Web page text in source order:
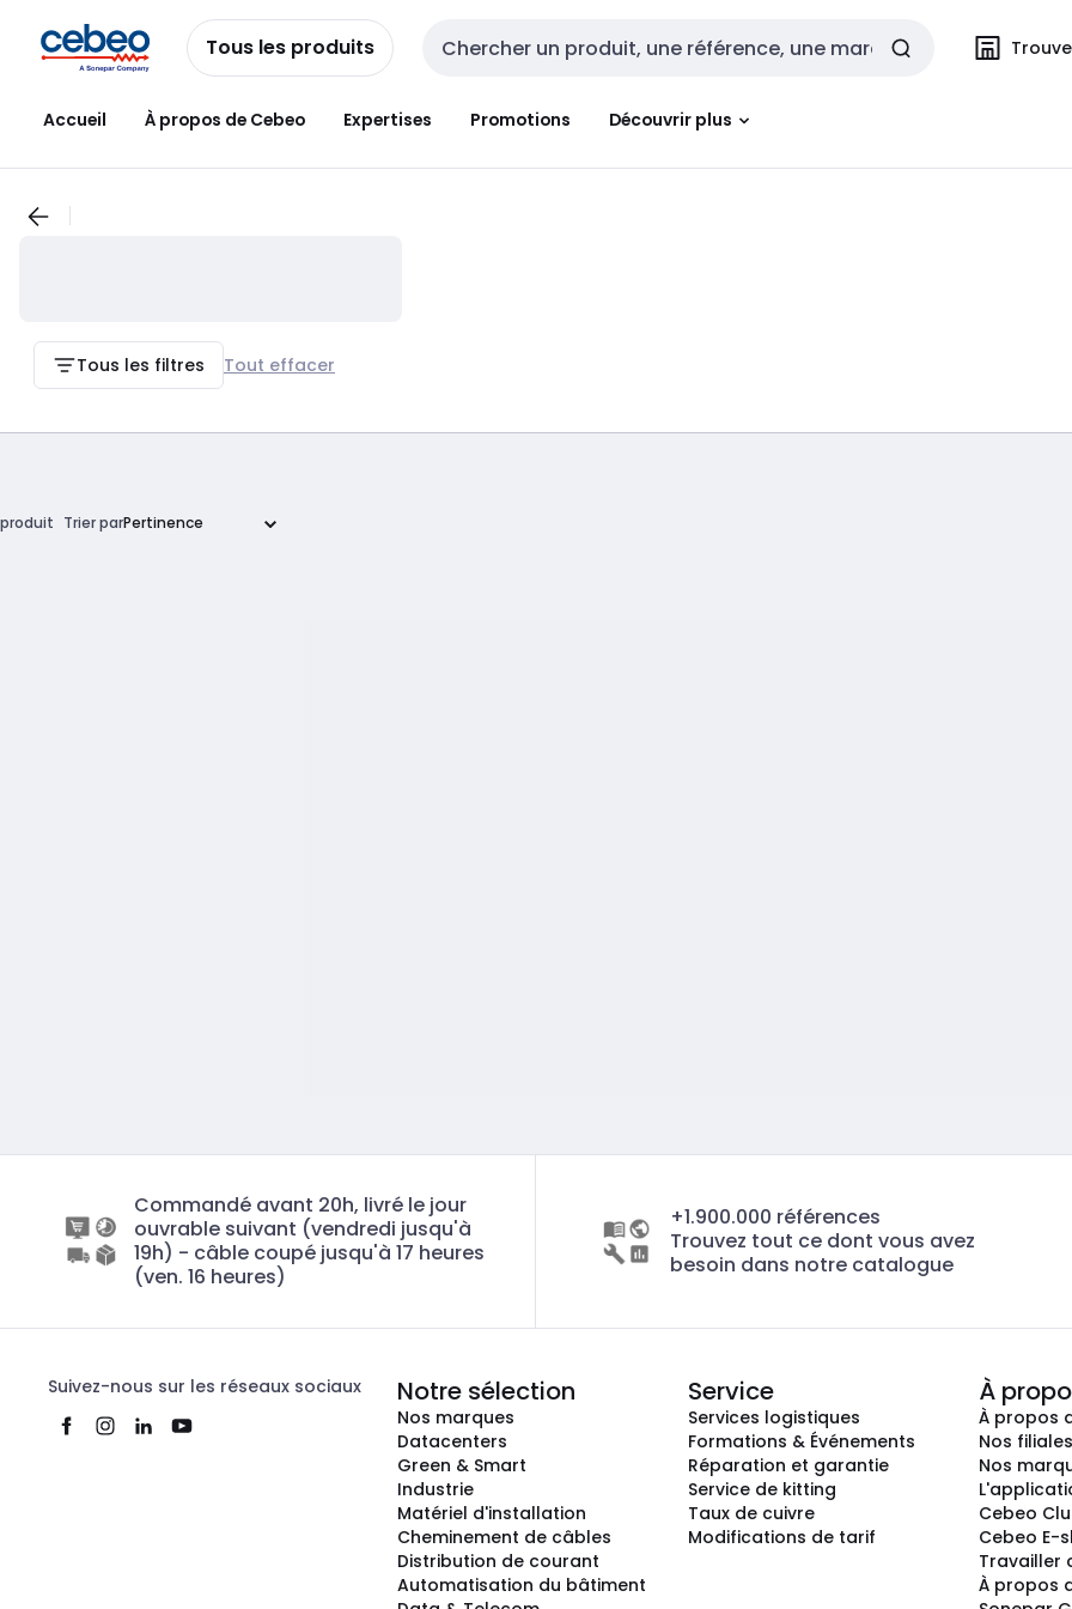
navigationau
contenu
Tous les produits Entrée de recherche
Accueil À propos de Cebeo Expertises Promotions Découvrir plus
Tous les filtres Tout effacer
produit Trier par
Commandé avant 20h, livré le jour
ouvrable suivant (vendredi jusqu'à
19h) - câble coupé jusqu'à 17 heures
(ven. 16 heures)
+1.900.000 références
Trouvez tout ce dont vous avez
besoin dans notre catalogue
Suivez-nous sur les réseaux sociaux Notre sélection
Nos marques
Datacenters
Green & Smart
Industrie
Matériel d'installation
Cheminement de câbles
Distribution de courant
Automatisation du bâtiment
Service
Services logistiques
Formations & Événements
Réparation et garantie
Service de kitting
Taux de cuivre
Modifications de tarif
À
À propos
Nos filiales
Nos
Cebeo
Cebeo E-
Travailler
À propos